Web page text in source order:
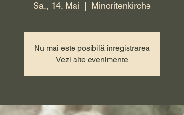
Sa., 14. Mai Minoritenkirche
Nu mai este posibilă înregistrarea
Vezi alte evenimente